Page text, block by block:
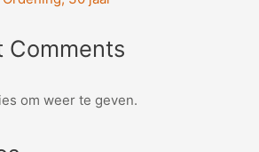
Comments
om weer te geven.